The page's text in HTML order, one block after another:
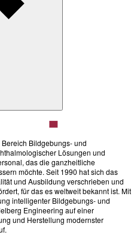
Bildgebungs- und
Lösungen und
das die ganzheitliche
möchte. Seit 1990 hat sich das
und Ausbildung verschrieben und
für das es weltweit bekannt ist. Mit
intelligenter Bildgebungs- und
Engineering auf einer
und Herstellung modernster